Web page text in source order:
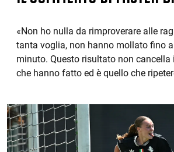
«Non ho nulla da rimproverare alle
tanta voglia, non hanno mollato fino
minuto. Questo risultato non cancella
che hanno fatto ed è quello che